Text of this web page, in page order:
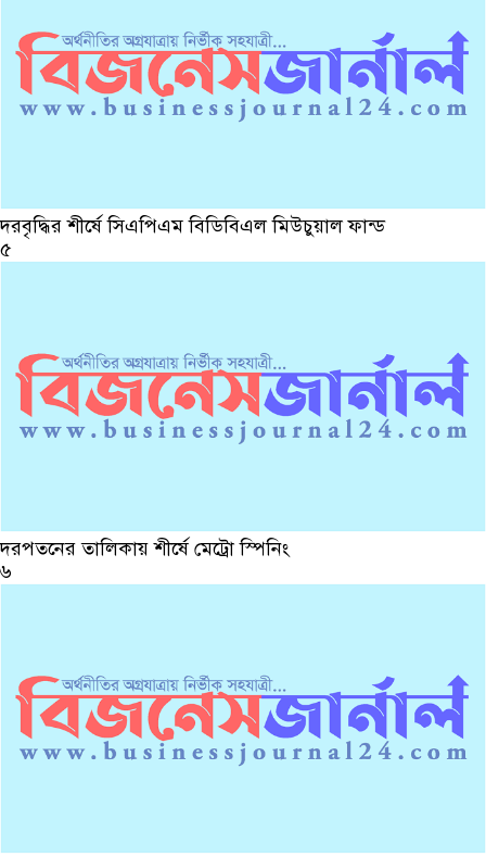
দরবৃদ্ধির শীর্ষে সিএপিএম বিডিবিএল মিউচুয়াল ফান্ড
৫
দরপতনের তালিকায় শীর্ষে মেট্রো স্পিনিং
৬